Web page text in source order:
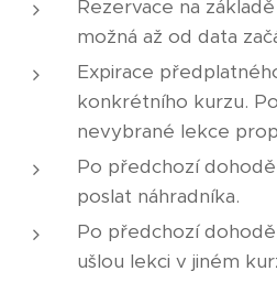
Rezervace na
možná až od data
Expirace
konkrétního kurzu.
nevybrané lekce
Po předchozí
poslat náhradníka.
Po předchozí
ušlou lekci v jiném